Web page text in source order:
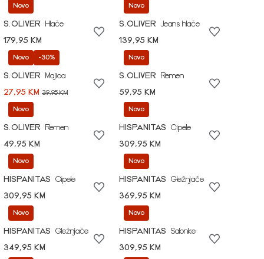
Novo
S.OLIVER
Hlače
179,95 KM
Novo
S.OLIVER
Jeans hlače
139,95 KM
Novo -30%
S.OLIVER
Majica
27,95 KM 39,95 KM
Novo
S.OLIVER
Remen
59,95 KM
Novo
S.OLIVER
Remen
49,95 KM
Novo
HISPANITAS
Cipele
309,95 KM
Novo
HISPANITAS
Cipele
309,95 KM
Novo
HISPANITAS
Gležnjače
369,95 KM
Novo
HISPANITAS
Gležnjače
349,95 KM
Novo
HISPANITAS
Salonke
309,95 KM